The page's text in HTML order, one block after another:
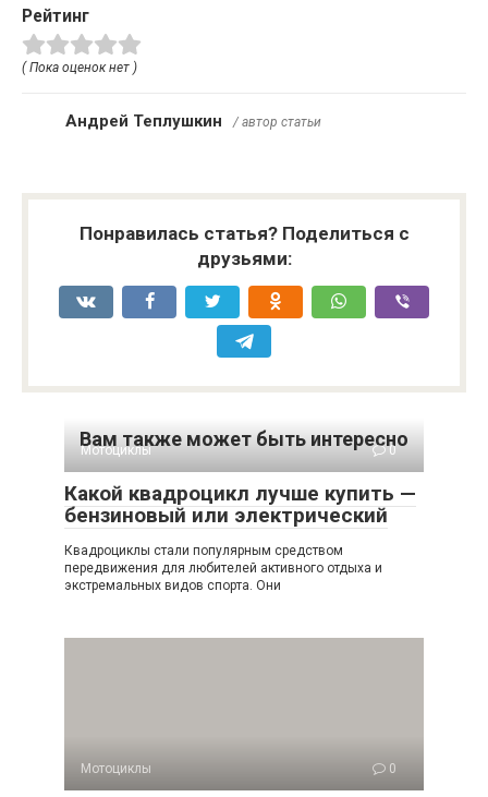
Рейтинг
( Пока оценок нет )
Андрей Теплушкин / автор статьи
Понравилась статья? Поделиться с
друзьями:
Вам также может быть интересно
Мотоциклы 0
Какой квадроцикл лучше купить —
бензиновый или электрический
Квадроциклы стали популярным средством
передвижения для любителей активного отдыха и
экстремальных видов спорта. Они
Мотоциклы 0